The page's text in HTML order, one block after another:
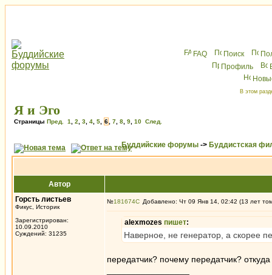
FAQ Поиск
Профиль
В этом
Я и Эго
Страницы Пред. 1 2 3 4 5 6 7 8 9 10 След.
Буддийские форумы -> Буддистская
Автор
Горсть листьев
Фикус, Историк
Зарегистрирован:
10.09.2010
Суждений: 31235
№181674 Добавлено: Чт 09 Янв 14, 02:42 (13 лет
alexmozes пишет:
Наверное, не генератор, а скорее
передатчик? почему передатчик?